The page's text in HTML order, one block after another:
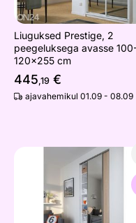
Liuguksed Prestige, 2
peegeluksega avasse
120x255 cm
445,19 €
ajavahemikul 01.09 - 08.09
Liuguksed Prestige, 1
Otsi sarnaseid